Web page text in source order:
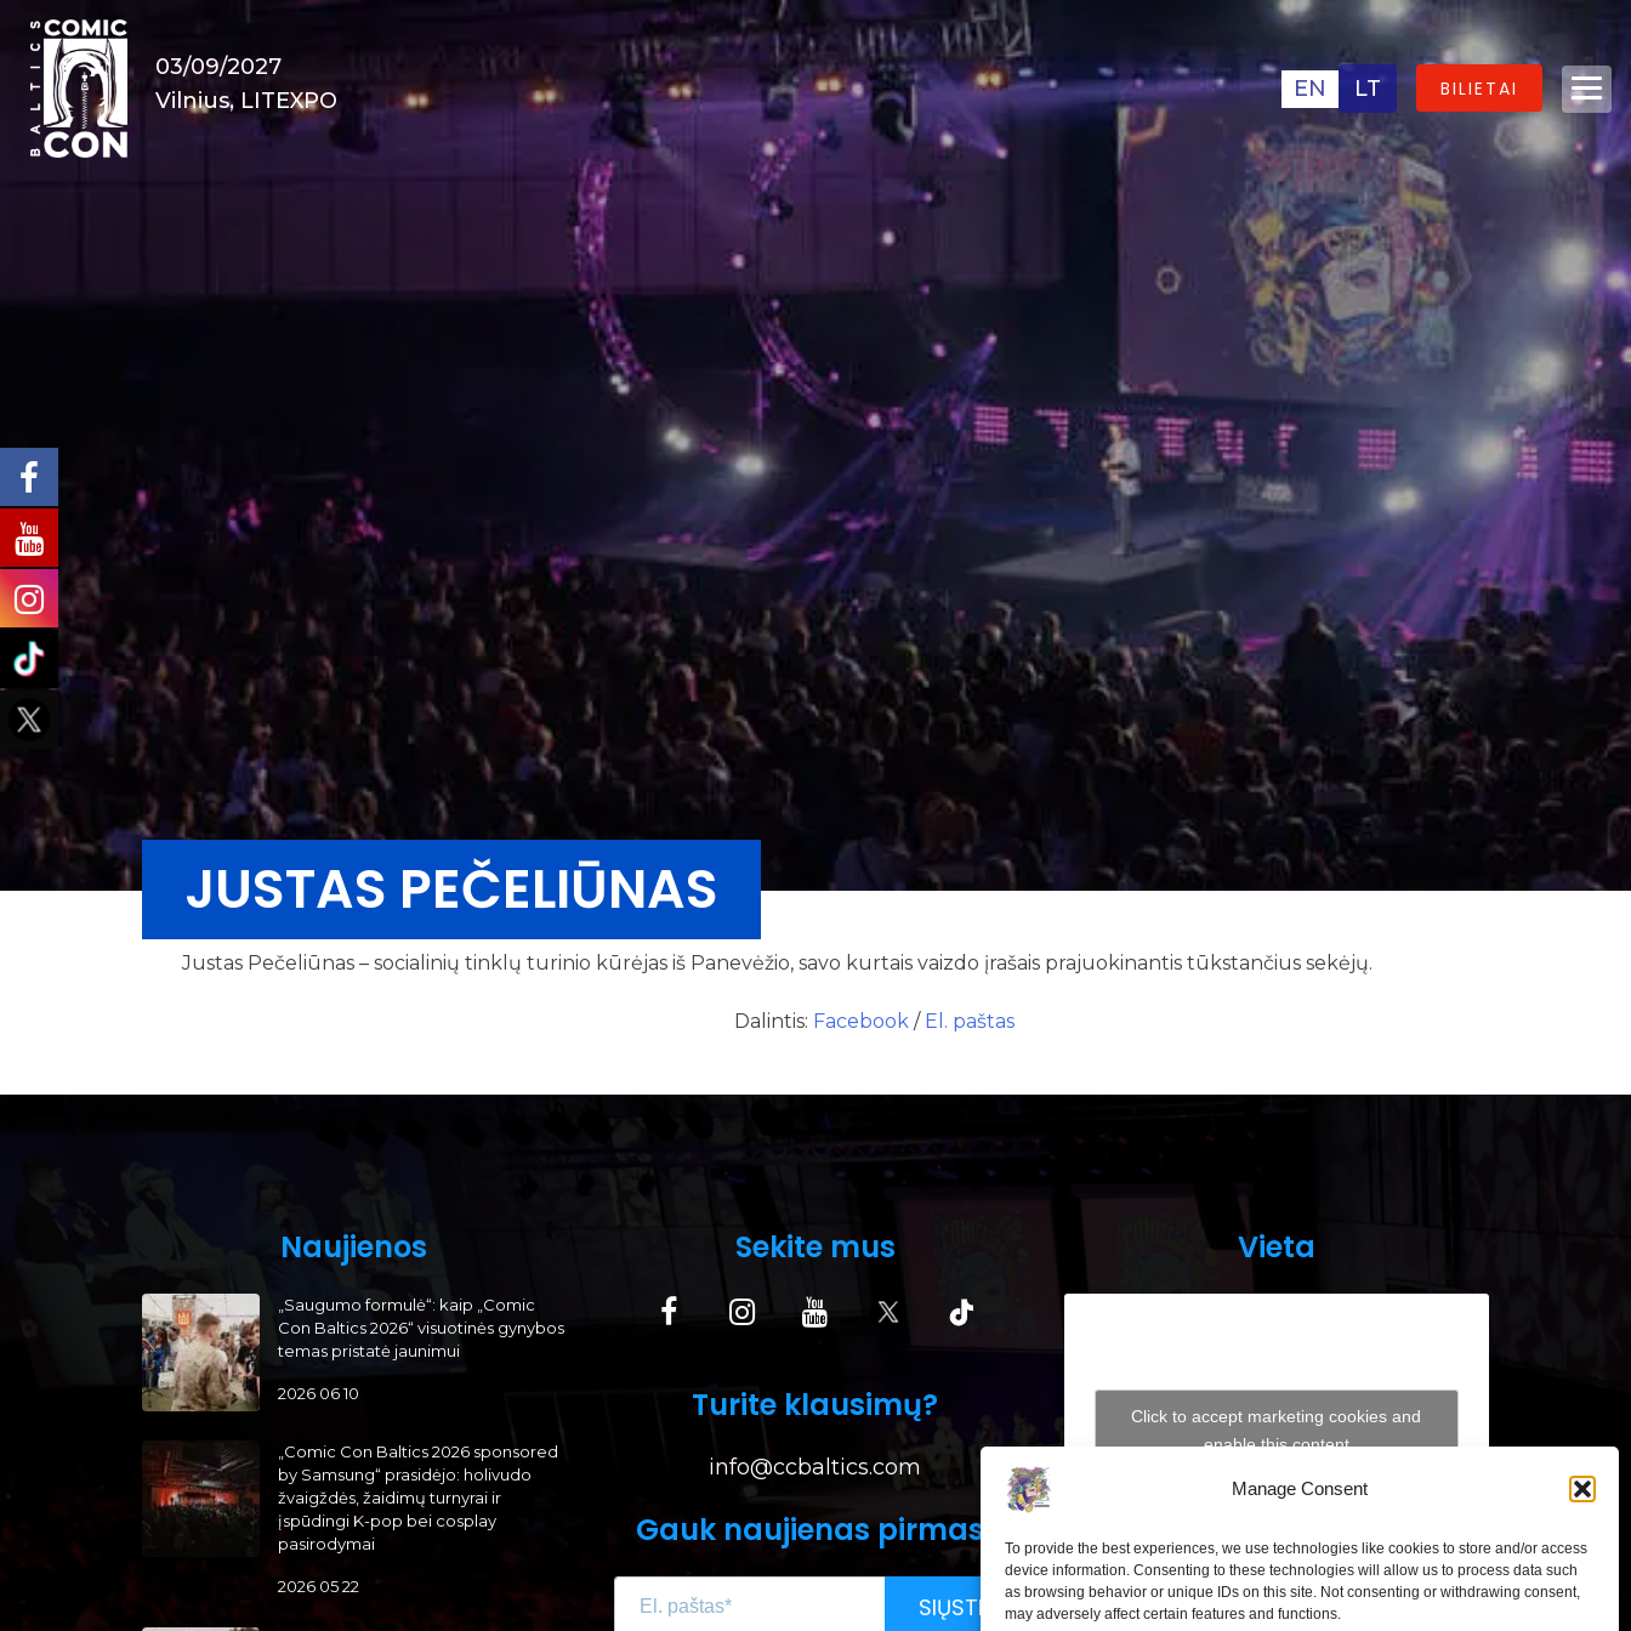
Manage Consent
To provide the best experiences, we use technologies like cookies to store and/or access
device information. Consenting to these technologies will allow us to process data such
as browsing behavior or unique IDs on this site. Not consenting or withdrawing consent,
may adversely affect certain features and functions.
03/09/2027
Vilnius, LITEXPO
EN LT BILIETAI
JUSTAS PEČELIŪNAS
Justas Pečeliūnas – socialinių tinklų turinio kūrėjas iš Panevėžio, savo kurtais vaizdo įrašais prajuokinantis tūkstančius sekėjų.
Dalintis: Facebook / El. paštas
Naujienos
„Saugumo formulė“: kaip „Comic
Con Baltics 2026“ visuotinės gynybos
temas pristatė jaunimui
2026 06 10
„Comic Con Baltics 2026 sponsored
by Samsung“ prasidėjo: holivudo
žvaigždės, žaidimų turnyrai ir
įspūdingi K-pop bei cosplay
pasirodymai
2026 05 22
Sekite mus
Turite klausimų?
info@ccbaltics.com
Gauk naujienas pirmas!
SIŲSTI
Vieta
Click to accept marketing cookies and
enable this content
LITEXPO – Lithuanian Exhibition and Congress Centre,
Laisves ave. 5, Vilnius, Lithuania